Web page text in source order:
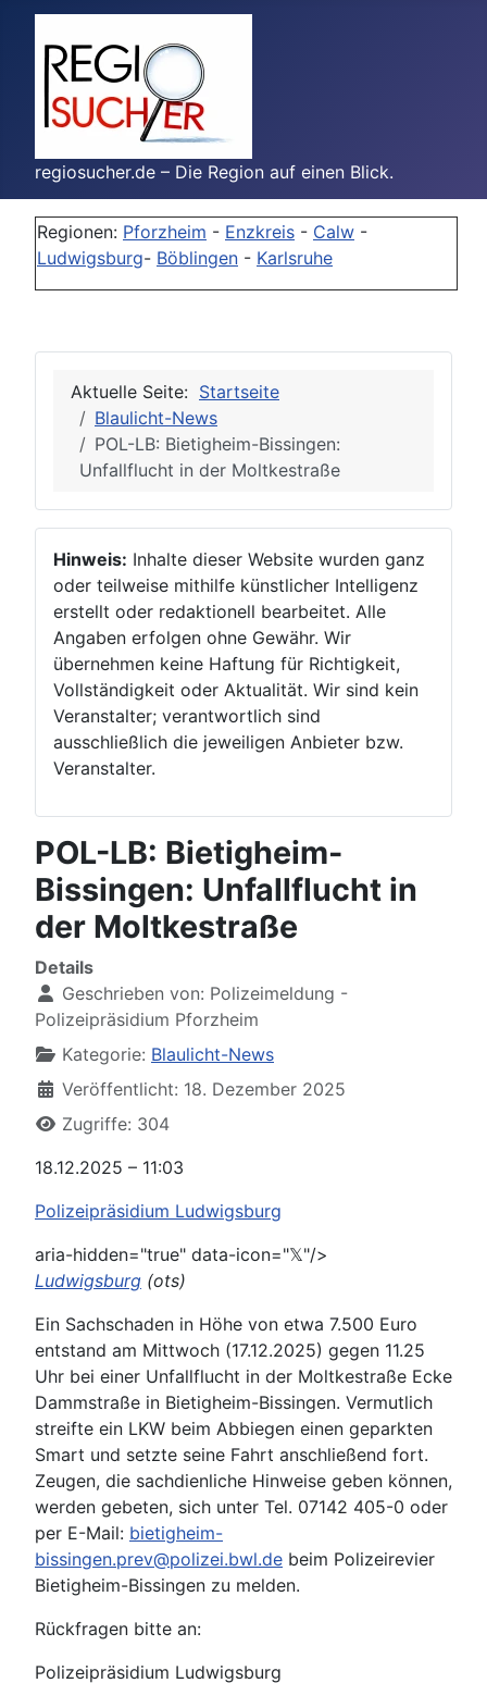
regiosucher.de – Die Region auf einen Blick.
Regionen: Pforzheim - Enzkreis - Calw -
Ludwigsburg- Böblingen - Karlsruhe
Aktuelle Seite: Startseite
Blaulicht-News
POL-LB: Bietigheim-Bissingen:
Unfallflucht in der Moltkestraße
Hinweis: Inhalte dieser Website wurden ganz
oder teilweise mithilfe künstlicher Intelligenz
erstellt oder redaktionell bearbeitet. Alle
Angaben erfolgen ohne Gewähr. Wir
übernehmen keine Haftung für Richtigkeit,
Vollständigkeit oder Aktualität. Wir sind kein
Veranstalter; verantwortlich sind
ausschließlich die jeweiligen Anbieter bzw.
Veranstalter.
POL-LB: Bietigheim-
Bissingen: Unfallflucht in
der Moltkestraße
Details
Geschrieben von: Polizeimeldung -
Polizeipräsidium Pforzheim
Kategorie: Blaulicht-News
Veröffentlicht: 18. Dezember 2025
Zugriffe: 304
18.12.2025 – 11:03
Polizeipräsidium Ludwigsburg
aria-hidden="true" data-icon="𝕏"/>
Ludwigsburg (ots)
Ein Sachschaden in Höhe von etwa 7.500 Euro
entstand am Mittwoch (17.12.2025) gegen 11.25
Uhr bei einer Unfallflucht in der Moltkestraße Ecke
Dammstraße in Bietigheim-Bissingen. Vermutlich
streifte ein LKW beim Abbiegen einen geparkten
Smart und setzte seine Fahrt anschließend fort.
Zeugen, die sachdienliche Hinweise geben können,
werden gebeten, sich unter Tel. 07142 405-0 oder
per E-Mail: bietigheim-
bissingen.prev@polizei.bwl.de beim Polizeirevier
Bietigheim-Bissingen zu melden.
Rückfragen bitte an:
Polizeipräsidium Ludwigsburg